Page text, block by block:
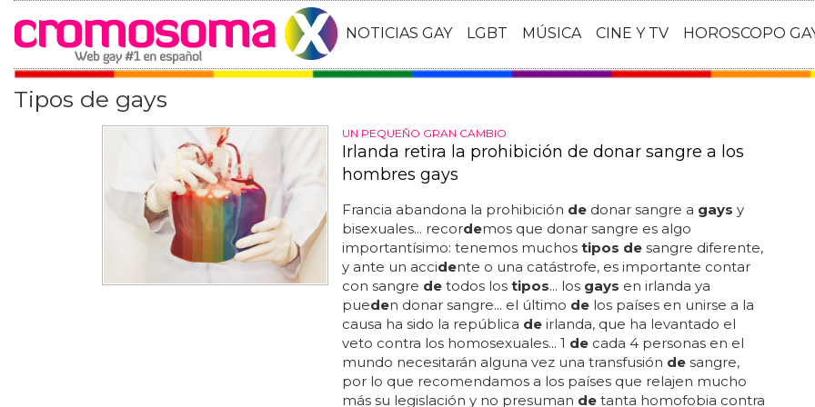
NOTICIAS GAY LGBT MÚSICA CINE Y TV HOROSCOPO
Tipos de gays
UN PEQUEÑO GRAN CAMBIO
Irlanda retira la prohibición de donar sangre a los
hombres gays
Francia abandona la prohibición dedonar sangre a gays y
bisexuales... recordemos que donar sangre es algo
importantísimo: tenemos muchos tipos desangre diferente,
y ante un accidente o una catástrofe, es importante contar
con sangre detodos los tipos... los gays en irlanda ya
pueden donar sangre... el último delos países en unirse a la
causa ha sido la república deirlanda, que ha levantado el
veto contra los homosexuales... 1 decada 4 personas en el
mundo necesitarán alguna vez una transfusión desangre,
por lo que recomendamos a los países que relajen mucho
más su legislación y no presuman detanta homofobia contra